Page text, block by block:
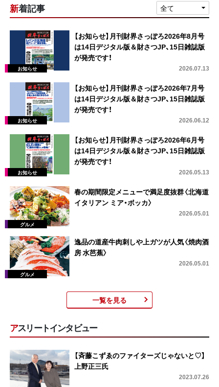
全て
新着記事
【お知らせ】月刊財界さっぽろ2026年8月号
は14日デジタル版＆財さつJP、15日雑誌版
が発売です！
2026.07.13
【お知らせ】月刊財界さっぽろ2026年7月号
は14日デジタル版＆財さつJP、15日雑誌版
が発売です！
2026.06.12
【お知らせ】月刊財界さっぽろ2026年6月号
は14日デジタル版＆財さつJP、15日雑誌版
が発売です！
2026.05.13
春の期間限定メニューで満足度抜群〈北海道
イタリアン ミア・ボッカ〉
2026.05.01
逸品の道産牛肉刺しや上ガツが人気〈焼肉酒
房 水芭蕉〉
2026.05.01
一覧を見る
アスリートインタビュー
【斉藤こずゑのファイターズじゃないと♡】
上野正三氏
2023.07.26